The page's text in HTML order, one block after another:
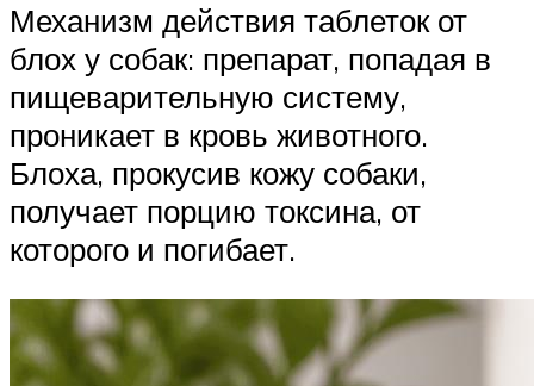
Механизм действия таблеток от
блох у собак: препарат, попадая в
пищеварительную систему,
проникает в кровь животного.
Блоха, прокусив кожу собаки,
получает порцию токсина, от
которого и погибает.